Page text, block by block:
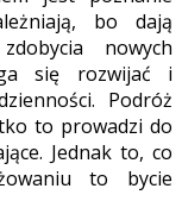
bo dają
nowych
się rozwijać i
Podróż
to prowadzi do
Jednak to, co
to bycie